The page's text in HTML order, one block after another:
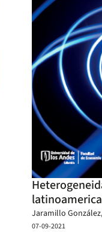
Jaramillo
07-09-2021